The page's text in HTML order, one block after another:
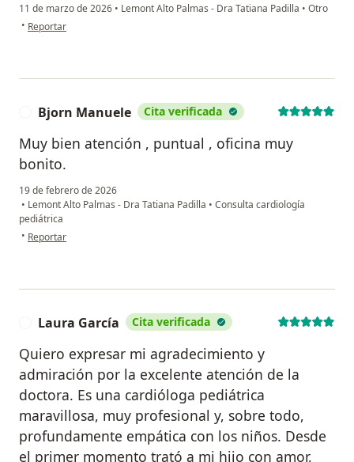
11 de marzo de 2026 • Lemont Alto Palmas - Dra Tatiana Padilla • Otro
• en opinión del usuario E A
Reportar
Bjorn Manuele Cita verificada
Muy bien atención , puntual , oficina muy
bonito.
19 de febrero de 2026
• Lemont Alto Palmas - Dra Tatiana Padilla • Consulta cardiología
pediátrica
• en opinión del usuario Bjorn Manuele
Reportar
Laura García Cita verificada
Quiero expresar mi agradecimiento y
admiración por la excelente atención de la
doctora. Es una cardióloga pediátrica
maravillosa, muy profesional y, sobre todo,
profundamente empática con los niños. Desde
el primer momento trató a mi hijo con amor,